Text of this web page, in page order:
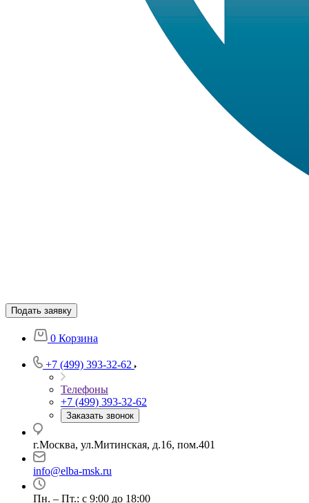
Подать заявку
0 Корзина
+7 (499) 393-32-62
Телефоны
+7 (499) 393-32-62
Заказать звонок
г.Москва, ул.Митинская, д.16, пом.401
info@elba-msk.ru
Пн. – Пт.: с 9:00 до 18:00